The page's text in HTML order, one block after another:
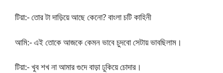
টিয়া:- তোর টা দাড়িয়ে আছে কেনো? বাংলা চটি কাহিনী
আমি:- এই তোকে আজকে কেমন ভাবে চুদবো সেটায় ভাবছিলাম।
টিয়া:- খুব শখ না আমার গুদে বাড়া ঢুকিয়ে চোদার।